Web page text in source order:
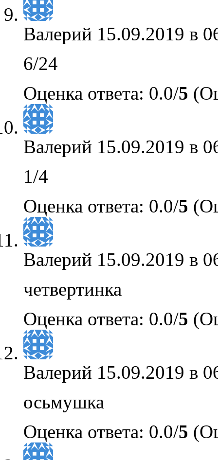
Валерий 15.09.2019 в
6/24
Оценка ответа: 0.0/5
Валерий 15.09.2019 в
1/4
Оценка ответа: 0.0/5
Валерий 15.09.2019 в
четвертинка
Оценка ответа: 0.0/5
Валерий 15.09.2019 в
осьмушка
Оценка ответа: 0.0/5